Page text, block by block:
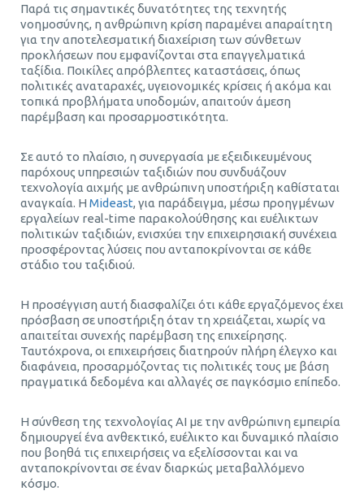
Παρά τις σημαντικές δυνατότητες της τεχνητής
νοημοσύνης, η ανθρώπινη κρίση παραμένει απαραίτητη
για την αποτελεσματική διαχείριση των σύνθετων
προκλήσεων που εμφανίζονται στα επαγγελματικά
ταξίδια. Ποικίλες απρόβλεπτες καταστάσεις, όπως
πολιτικές αναταραχές, υγειονομικές κρίσεις ή ακόμα και
τοπικά προβλήματα υποδομών, απαιτούν άμεση
παρέμβαση και προσαρμοστικότητα.
Σε αυτό το πλαίσιο, η συνεργασία με εξειδικευμένους
παρόχους υπηρεσιών ταξιδιών που συνδυάζουν
τεχνολογία αιχμής με ανθρώπινη υποστήριξη καθίσταται
αναγκαία. Η Mideast, για παράδειγμα, μέσω προηγμένων
εργαλείων real-time παρακολούθησης και ευέλικτων
πολιτικών ταξιδιών, ενισχύει την επιχειρησιακή συνέχεια
προσφέροντας λύσεις που ανταποκρίνονται σε κάθε
στάδιο του ταξιδιού.
Η προσέγγιση αυτή διασφαλίζει ότι κάθε εργαζόμενος έχει
πρόσβαση σε υποστήριξη όταν τη χρειάζεται, χωρίς να
απαιτείται συνεχής παρέμβαση της επιχείρησης.
Ταυτόχρονα, οι επιχειρήσεις διατηρούν πλήρη έλεγχο και
διαφάνεια, προσαρμόζοντας τις πολιτικές τους με βάση
πραγματικά δεδομένα και αλλαγές σε παγκόσμιο επίπεδο.
Η σύνθεση της τεχνολογίας AI με την ανθρώπινη εμπειρία
δημιουργεί ένα ανθεκτικό, ευέλικτο και δυναμικό πλαίσιο
που βοηθά τις επιχειρήσεις να εξελίσσονται και να
ανταποκρίνονται σε έναν διαρκώς μεταβαλλόμενο
κόσμο.